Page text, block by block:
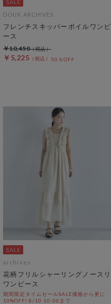
DOUX ARCHIVES
フレンチスキッパーボイルワンピ
ース
￥5,225 50％OFF
￥10,450
archives
花柄フリルシャーリングノースリ
ワンピース
期間限定タイムセールSALE価格から更に
10%OFF! 8/10 10:00まで